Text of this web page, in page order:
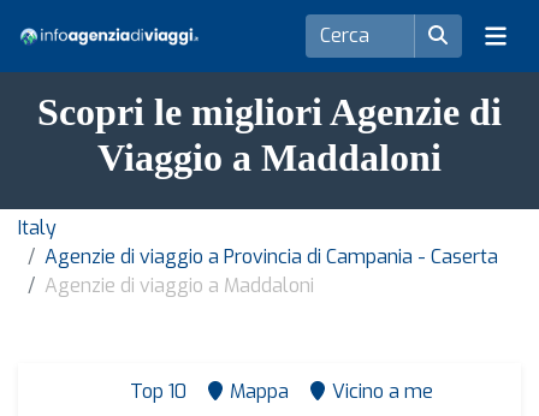
Scopri le migliori Agenzie di
Viaggio a Maddaloni
Italy
Agenzie di viaggio a Provincia di Campania - Caserta
Agenzie di viaggio a Maddaloni
Top 10 Mappa Vicino a me